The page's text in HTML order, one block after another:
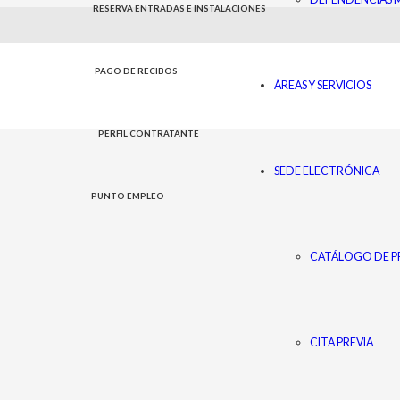
RESERVA ENTRADAS E INSTALACIONES
PAGO DE RECIBOS
PERFIL CONTRATANTE
PUNTO EMPLEO
ÁREAS Y SERVICIOS
SEDE ELECTRÓNICA
CATÁLOGO DE
CITA PREVIA